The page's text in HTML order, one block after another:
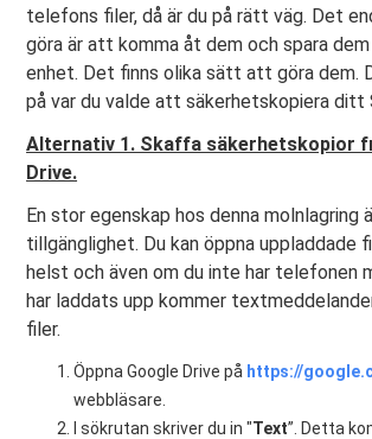
telefons filer, då är du på rätt väg. Det
göra är att komma åt dem och spara
enhet. Det finns olika sätt att göra dem.
på var du valde att säkerhetskopiera ditt
Alternativ 1. Skaffa säkerhetskopior
Drive.
En stor egenskap hos denna molnlagring
tillgänglighet. Du kan öppna uppladdade
helst och även om du inte har telefonen
har laddats upp kommer
filer.
Öppna Google Drive på https://
webbläsare.
I sökrutan skriver du in "Text”. Detta